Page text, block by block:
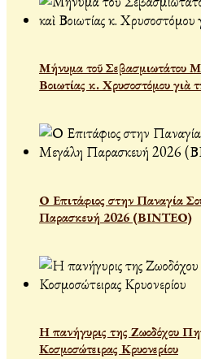
Μήνυμα τοῦ Σεβασμιωτάτου
Βοιωτίας κ. Χρυσοστόμου
Ο Επιτάφιος στην Παναγία
Παρασκευή 2026 (ΒΙΝΤΕΟ)
Η πανήγυρις της Ζωοδόχου
Κοσμοσώτειρας Κρυονερίου